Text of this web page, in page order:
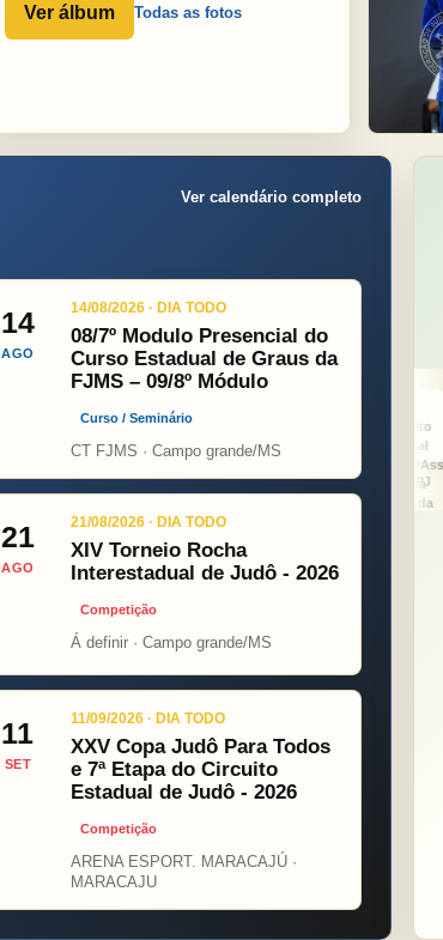
Ver álbum Todas as fotos
Ver calendário completo
14
AGO
14/08/2026 · DIA TODO
08/7º Modulo Presencial do
Curso Estadual de Graus da
FJMS – 09/8º Módulo
Curso / Seminário
CT FJMS · Campo grande/MS
21
AGO
21/08/2026 · DIA TODO
XIV Torneio Rocha
Interestadual de Judô - 2026
Competição
Á definir · Campo grande/MS
11
SET
11/09/2026 · DIA TODO
XXV Copa Judô Para Todos
e 7ª Etapa do Circuito
Estadual de Judô - 2026
Competição
ARENA ESPORT. MARACAJÚ ·
MARACAJU
Top Fight ONÇA PINT PSOPJ IS Roza